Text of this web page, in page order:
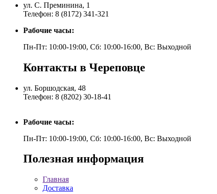
ул. С. Преминина, 1
Телефон: 8 (8172) 341-321
Рабочие часы:
Пн-Пт: 10:00-19:00, Сб: 10:00-16:00, Вс: Выходной
Контакты в Череповце
ул. Боршодская, 48
Телефон: 8 (8202) 30-18-41
Рабочие часы:
Пн-Пт: 10:00-19:00, Сб: 10:00-16:00, Вс: Выходной
Полезная информация
Главная
Доставка